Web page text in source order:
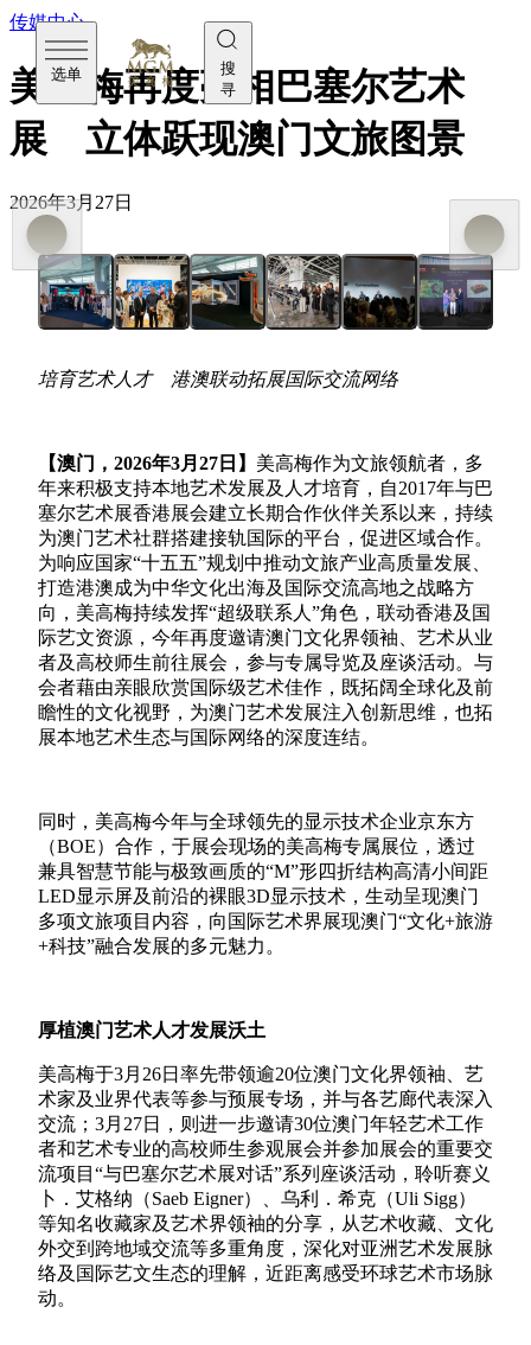
选单
搜
寻
传媒中心
美高梅再度亮相巴塞尔艺术
展 立体跃现澳门文旅图景
2026年3月27日
培育艺术人才 港澳联动拓展国际交流网络
【澳门， 2026年3月 27 日】 美高梅作为文旅领航者，多
年来积极支持本地艺术发展及人才培育，自2017年与巴
塞尔艺术展香港展会建立长期合作伙伴关系以来，持续
为澳门艺术社群搭建接轨国际的平台，促进区域合作。
为响应国家“十五五”规划中推动文旅产业高质量发展、
打造港澳成为中华文化出海及国际交流高地之战略方
向，美高梅持续发挥“超级联系人”角色，联动香港及国
际艺文资源，今年再度邀请澳门文化界领袖、艺术从业
者及高校师生前往展会，参与专属导览及座谈活动。与
会者藉由亲眼欣赏国际级艺术佳作 ，既拓阔全球化及前
瞻性的文化视野，为澳门艺术发展注入创新思维，也拓
展本地艺术生态与国际网络的深度连结。
同时，美高梅今年与全球领先的显示技术企业京东方
（BOE）合作，于展会现场的美高梅专属展位，透过
兼具智慧节能与极致画质的“M”形四折结构高清小间距
LED显示屏及前沿的裸眼3D显示技术，生动呈现澳门
多项文旅项目内容，向国际艺术界展现澳门“文化+旅游
+科技”融合发展的多元魅力。
厚植澳门艺术人才发展沃土
美高梅于3月 26日率先带领逾20位澳门文化界领袖、艺
术家及业界代表等参与预展专场，并与各艺廊代表深入
交流； 3月 27日，则进一步邀请30位澳门年轻艺术工作
者和艺术专业的高校师生参观展会并参加展会的重要交
流项目 “与巴塞尔艺术展对话”系列座谈活动，聆听赛义
卜．艾格纳（Saeb Eigner）、乌利．希克（Uli Sigg）
等知名收藏家及艺术界领袖的分享，从艺术收藏、文化
外交到跨地域交流等多重角度，深化对亚洲艺术发展脉
络及国际艺文生态的理解，近距离感受环球艺术市场脉
动。